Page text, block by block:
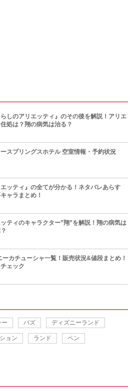
らしのアリエッティ』のその後を解説！アリエ
処は？翔の病気は治る？
ースプリングスホテル 空室情報・予約状況
エッティ』の全てが分かる！ネタバレあらす
ャラまとめ！
ティのキャラクター”翔”を解説！翔の病気は
ーカチューシャ一覧！販売状況&値段まとめ！
ェック
ー バズ ディズニーランド
ョン ランド ペン